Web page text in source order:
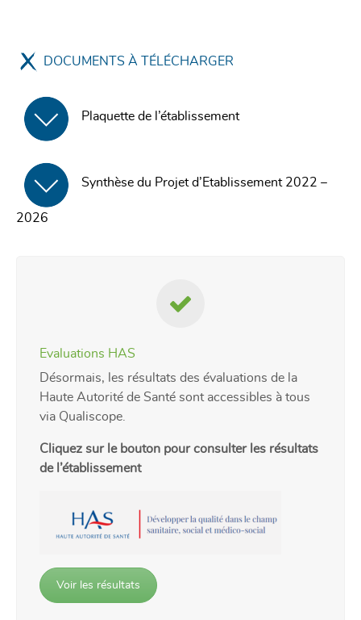
DOCUMENTS À TÉLÉCHARGER
Plaquette de l’établissement
Synthèse du Projet d’Etablissement 2022 –
2026
Evaluations HAS
Désormais, les résultats des évaluations de la
Haute Autorité de Santé sont accessibles à tous
via Qualiscope.
Cliquez sur le bouton pour consulter les résultats
de l’établissement
Voir les résultats